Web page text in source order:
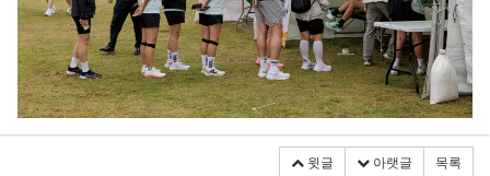
윗글 아랫글 목록